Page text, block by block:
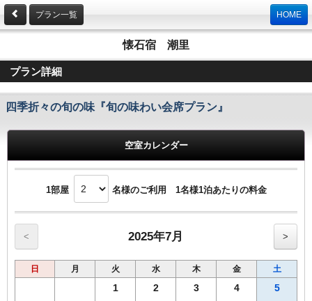
プラン一覧 HOME
懐石宿 潮里
プラン詳細
四季折々の旬の味『旬の味わい会席プラン』
空室カレンダー
1部屋 名様のご利用 1名様1泊あたりの料金
< 2025年7月 >
日 月 火 水 木 金 土
1 2 3 4 5